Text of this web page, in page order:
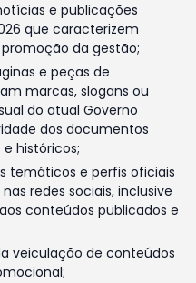
e publicações
que caracterizem
da gestão;
e peças de
marcas, slogans ou
do atual Governo
dos documentos
históricos;
temáticos e perfis oficiais
redes sociais, inclusive
conteúdos publicados e
veiculação de conteúdos